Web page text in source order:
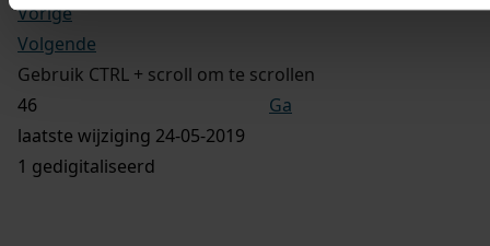
Vorige
Volgende
Gebruik CTRL + scroll om te scrollen
Ga
laatste wijziging 24-05-2019
1 gedigitaliseerd